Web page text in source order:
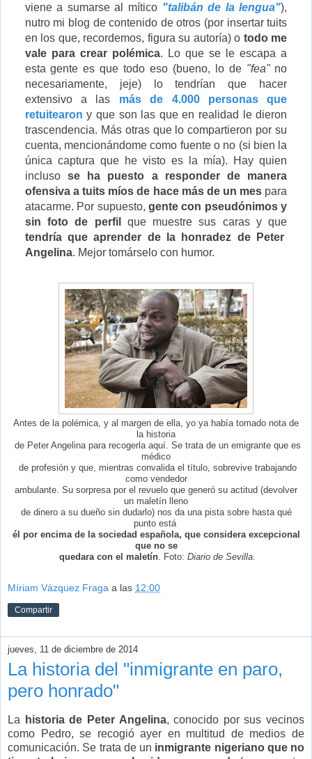
viene a sumarse al mítico "talibán de la lengua"),
nutro mi blog de contenido de otros (por insertar tuits
en los que, recordemos, figura su autoría) o todo me
vale para crear polémica. Lo que se le escapa a
esta gente es que todo eso (bueno, lo de"fea"no
necesariamente, jeje) lo tendrían que hacer
extensivo a las más de 4.000 personas que
retuitearon y que son las que en realidad le dieron
trascendencia. Más otras que lo compartieron por su
cuenta, mencionándome como fuente o no (si bien la
única captura que he visto es la mía). Hay quien
incluso se ha puesto a responder de manera
ofensiva a tuits míos de hace más de un mes para
atacarme. Por supuesto, gente con pseudónimos y
sin foto de perfil que muestre sus caras y que
tendría que aprender de la honradez de Peter
Angelina. Mejor tomárselo con humor.
Antes de la polémica, y al margen de ella, yo ya había tomado nota de
la historia
de Peter Angelina para recogerla aquí. Se trata de un emigrante que es
médico
de profesión y que, mientras convalida el título, sobrevive trabajando
como vendedor
ambulante. Su sorpresa por el revuelo que generó su actitud (devolver
un maletín lleno
de dinero a su dueño sin dudarlo) nos da una pista sobre hasta qué
punto está
él por encima de la sociedad española, que considera excepcional
que no se
quedara con el maletín . Foto: Diario de Sevilla
Míriam Vázquez Fraga a las 12:00
Compartir
jueves, 11 de diciembre de 2014
La historia del "inmigrante en paro,
pero honrado"
La historia de Peter Angelina, conocido por sus vecinos
como Pedro, se recogió ayer en multitud de medios de
comunicación. Se trata de un inmigrante nigeriano que no